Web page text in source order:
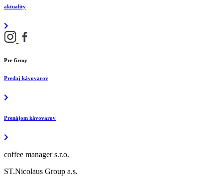
aktuality
Pre firmy
Predaj kávovarov
Prenájom kávovarov
coffee manager s.r.o.
ST.Nicolaus Group a.s.